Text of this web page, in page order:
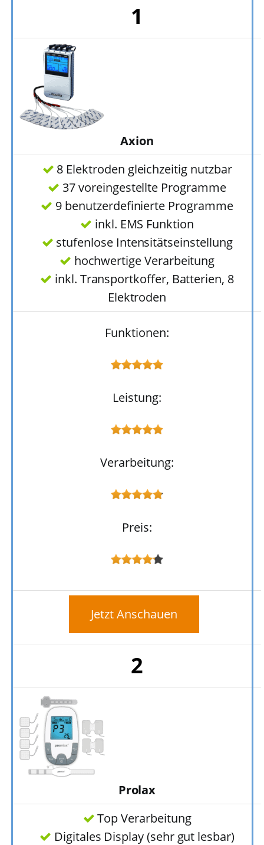
1
Axion
8 Elektroden gleichzeitig nutzbar
37 voreingestellte Programme
9 benutzerdefinierte Programme
inkl. EMS Funktion
stufenlose Intensitätseinstellung
hochwertige Verarbeitung
inkl. Transportkoffer, Batterien, 8
Elektroden
Funktionen:
Leistung:
Verarbeitung:
Preis:
Jetzt Anschauen
2
Prolax
Top Verarbeitung
Digitales Display (sehr gut lesbar)